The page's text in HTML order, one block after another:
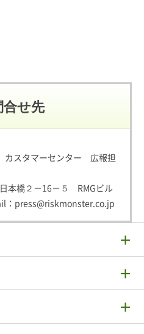
せ先
カスタマーセンター 広報担
本橋２－16－５ RMGビル
： press@riskmonster.co.jp